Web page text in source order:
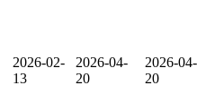
2026-02-
13
2026-04-
20
2026-04-
20